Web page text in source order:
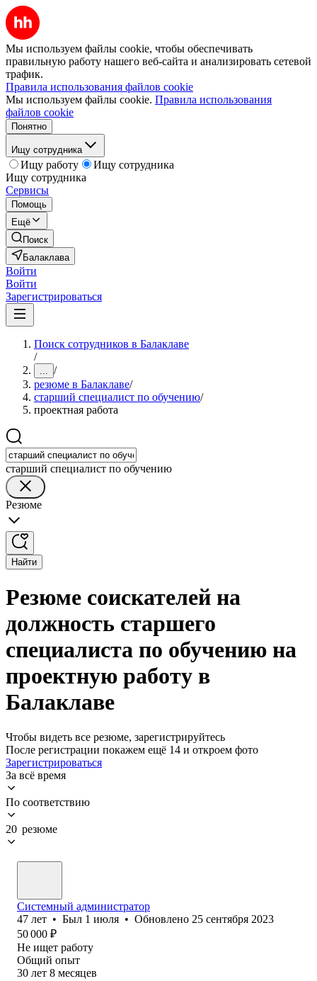
Мы используем файлы cookie, чтобы обеспечивать
правильную работу нашего веб-сайта и анализировать сетевой
трафик.
Правила использования файлов cookie
Мы используем файлы cookie. Правила использования
файлов cookie
Понятно
Ищу сотрудника
Ищу работу
Ищу сотрудника
Ищу сотрудника
Сервисы
Помощь
Ещё
Поиск
Балаклава
Войти
Войти
Зарегистрироваться
Поиск сотрудников в Балаклаве
/
... /
резюме в Балаклаве/
старший специалист по обучению/
проектная работа
старший специалист по обучению
Резюме
Найти
Резюме соискателей на
должность старшего
специалиста по обучению на
проектную работу в
Балаклаве
Чтобы видеть все резюме, зарегистрируйтесь
После регистрации покажем ещё 14 и откроем фото
Зарегистрироваться
За всё время
По соответствию
20 резюме
Системный администратор
47 лет • Был 1 июля • Обновлено 25 сентября 2023
50 000 ₽
Не ищет работу
Общий опыт
30 лет 8 месяцев